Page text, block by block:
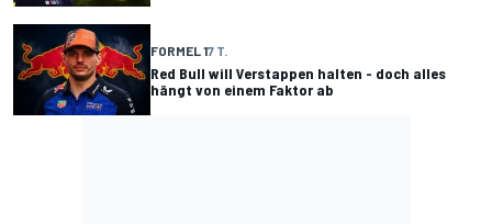
FORMEL 17 T.
Red Bull will Verstappen halten - doch alles
hängt von einem Faktor ab